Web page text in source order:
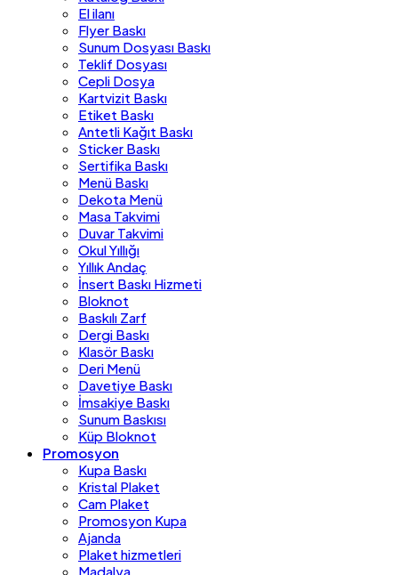
El ilanı
Flyer Baskı
Sunum Dosyası Baskı
Teklif Dosyası
Cepli Dosya
Kartvizit Baskı
Etiket Baskı
Antetli Kağıt Baskı
Sticker Baskı
Sertifika Baskı
Menü Baskı
Dekota Menü
Masa Takvimi
Duvar Takvimi
Okul Yıllığı
Yıllık Andaç
İnsert Baskı Hizmeti
Bloknot
Baskılı Zarf
Dergi Baskı
Klasör Baskı
Deri Menü
Davetiye Baskı
İmsakiye Baskı
Sunum Baskısı
Küp Bloknot
Promosyon
Kupa Baskı
Kristal Plaket
Cam Plaket
Promosyon Kupa
Ajanda
Plaket hizmetleri
Madalya